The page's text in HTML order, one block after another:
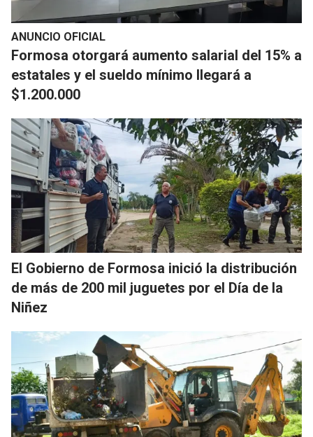
ANUNCIO OFICIAL
Formosa otorgará aumento salarial del 15% a
estatales y el sueldo mínimo llegará a
$1.200.000
El Gobierno de Formosa inició la distribución
de más de 200 mil juguetes por el Día de la
Niñez